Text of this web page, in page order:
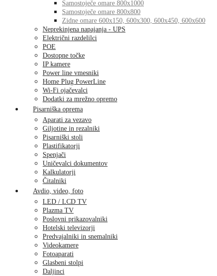
Samostoječe omare 800x1000
Samostoječe omare 800x800
Zidne omare 600x150, 600x300, 600x450, 600x600
Neprekinjena napajanja - UPS
Električni razdelilci
POE
Dostopne točke
IP kamere
Power line vmesniki
Home Plug PowerLine
Wi-Fi ojačevalci
Dodatki za mrežno opremo
Pisarniška oprema
Aparati za vezavo
Giljotine in rezalniki
Pisarniški stoli
Plastifikatorji
Spenjači
Uničevalci dokumentov
Kalkulatorji
Čitalniki
Avdio, video, foto
LED / LCD TV
Plazma TV
Poslovni prikazovalniki
Hotelski televizorji
Predvajalniki in snemalniki
Videokamere
Fotoaparati
Glasbeni stolpi
Daljinci